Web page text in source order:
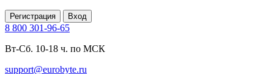
Регистрация Вход
8 800 301-96-65
Вт-Сб. 10-18 ч. по МСК
support@eurobyte.ru